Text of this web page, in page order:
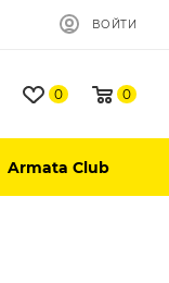
ВОЙТИ
0 0
Armata Club